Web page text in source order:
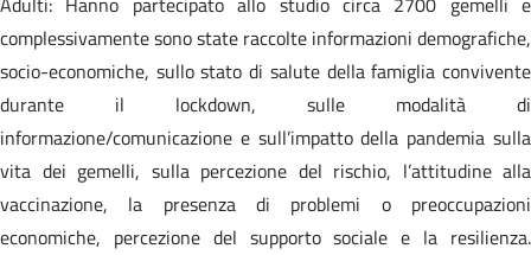
complessivamente sono state raccolte informazioni demografiche,
socio-economiche, sullo stato di salute della famiglia convivente
durante il lockdown, sulle modalità di
informazione/comunicazione e sull’impatto della pandemia sulla
vita dei gemelli, sulla percezione del rischio, l’attitudine alla
vaccinazione, la presenza di problemi o preoccupazioni
economiche, percezione del supporto sociale e la resilienza.